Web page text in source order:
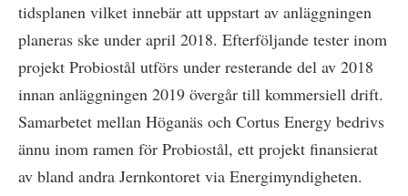
tidsplanen vilket innebär att uppstart av anläggningen
planeras ske under april 2018. Efterföljande tester inom
projekt Probiostål utförs under resterande del av 2018
innan anläggningen 2019 övergår till kommersiell drift.
Samarbetet mellan Höganäs och Cortus Energy bedrivs
ännu inom ramen för Probiostål, ett projekt finansierat
av bland andra Jernkontoret via Energimyndigheten.